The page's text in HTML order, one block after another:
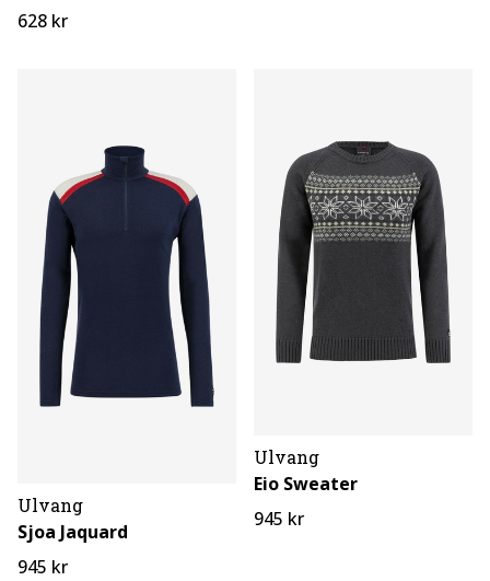
628 kr
Ulvang
Sjoa Jaquard
945 kr
Ulvang
Eio Sweater
945 kr